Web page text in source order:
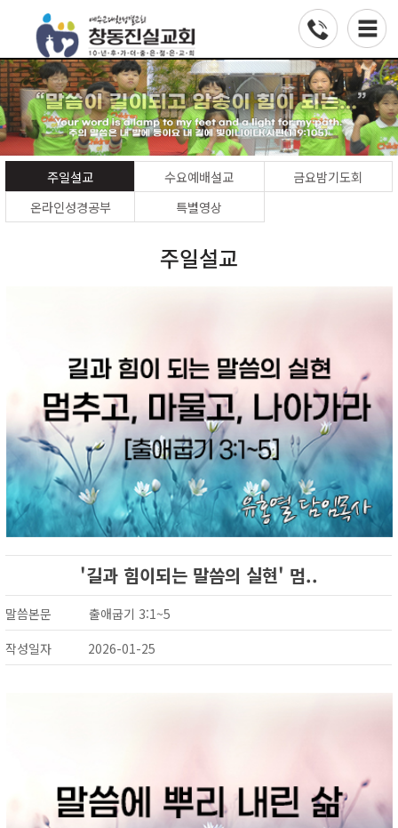
주일설교 수요예배설교
금요밤기도회
온라인성경공부
특별영상
주일설교
'길과 힘이되는 말씀의 실현' 멈..
말씀본문
출애굽기 3:1~5
작성일자
2026-01-25